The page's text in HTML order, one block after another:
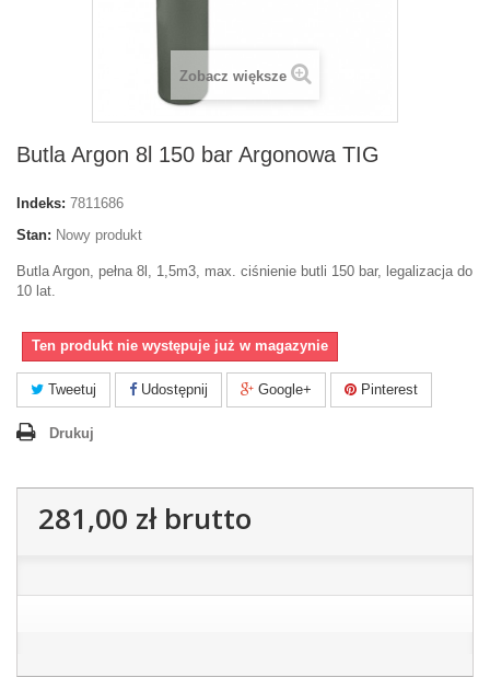
Zobacz większe
Butla Argon 8l 150 bar Argonowa TIG
Indeks: 7811686
Stan: Nowy produkt
Butla Argon, pełna 8l, 1,5m3, max. ciśnienie butli 150 bar, legalizacja do
10 lat.
Ten produkt nie występuje już w magazynie
Tweetuj Udostępnij Google+ Pinterest
Drukuj
281,00 złbrutto